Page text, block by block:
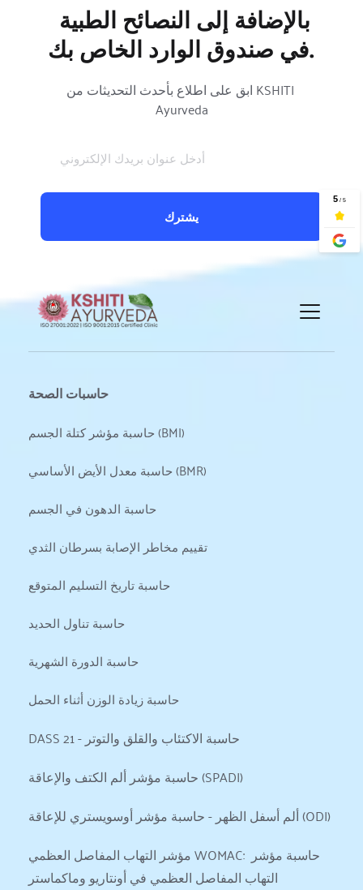
في صندوق الوارد الخاص بك.
ابق على اطلاع بأحدث التحديثات من KSHITI
Ayurveda
يشترك
حاسبات الصحة
حاسبة مؤشر كتلة الجسم (BMI)
حاسبة معدل الأيض الأساسي (BMR)
حاسبة الدهون في الجسم
تقييم مخاطر الإصابة بسرطان الثدي
حاسبة تاريخ التسليم المتوقع
حاسبة تناول الحديد
حاسبة الدورة الشهرية
حاسبة زيادة الوزن أثناء الحمل
DASS 21 - حاسبة الاكتئاب والقلق والتوتر
حاسبة مؤشر ألم الكتف والإعاقة (SPADI)
ألم أسفل الظهر - حاسبة مؤشر أوسويستري للإعاقة (ODI)
مؤشر التهاب المفاصل العظمي WOMAC: حاسبة مؤشر
التهاب المفاصل العظمي في أونتاريو وماكماستر